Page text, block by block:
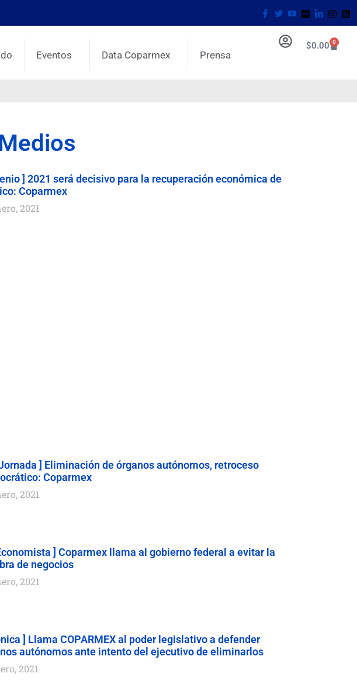
Eventos Data Coparmex Prensa
$0.00 0
] 2021 será decisivo para la recuperación económica de
Coparmex
2021
] Eliminación de órganos autónomos, retroceso
Coparmex
2021
] Coparmex llama al gobierno federal a evitar la
de negocios
2021
] Llama COPARMEX al poder legislativo a defender
autónomos ante intento del ejecutivo de eliminarlos
2021